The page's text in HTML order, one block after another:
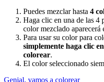
Puedes mezclar hasta 4
Haga clic en una de las 4
color mezclado aparecerá
Para usar su color para
simplemente haga clic
colorear.
El color seleccionado
Genial, vamos a colorear